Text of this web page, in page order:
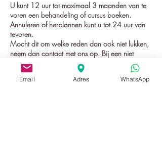
U kunt 12 uur tot maximaal 3 maanden van te
voren een behandeling of cursus boeken.
Annuleren of herplannen kunt u tot 24 uur van
tevoren.
Mocht dit om welke reden dan ook niet lukken,
neem dan contact met ons op. Bij een niet
vooraf gemelde no-show wordt 100% van de
geboekte dienst(en) in rekening gebracht.
Email Adres WhatsApp